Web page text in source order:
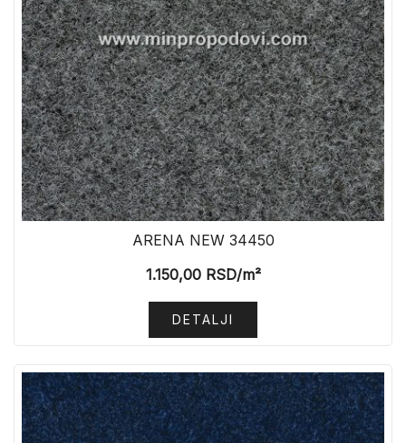
ARENA NEW 34450
1.150,00RSD/m²
DETALJI